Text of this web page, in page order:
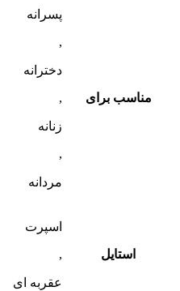
مناسب برای
پسرانه
,
دخترانه
,
زنانه
,
مردانه
استایل
اسپرت
,
عقربه ای